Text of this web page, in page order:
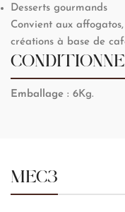
Desserts gourmands
Convient aux
créations à base de
Emballage : 6Kg.
MEC3